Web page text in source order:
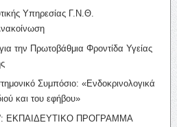
Υπηρεσίας Γ.Ν.Θ.
την Πρωτοβάθμια Φροντίδα Υγείας
Συμπόσιο: «Ενδοκρινολογικά
και του εφήβου»
ΕΚΠΑΙΔΕΥΤΙΚΟ ΠΡΟΓΡΑΜΜΑ